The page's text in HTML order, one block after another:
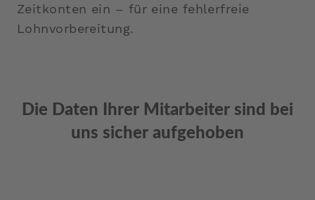
Zeitkonten ein – für eine fehlerfreie
Lohnvorbereitung.
Die Daten Ihrer Mitarbeiter sind bei
uns sicher aufgehoben